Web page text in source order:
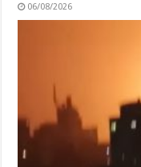
06/08/2026